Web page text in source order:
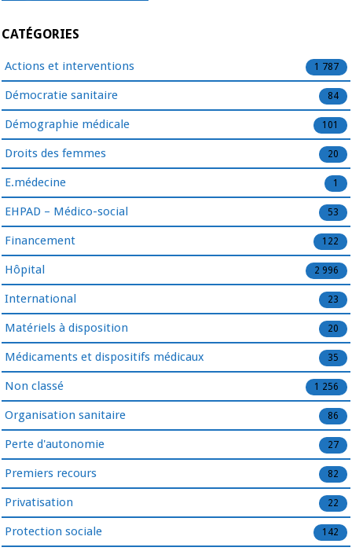
CATÉGORIES
Actions et interventions 1 787
Démocratie sanitaire 84
Démographie médicale 101
Droits des femmes 20
E.médecine 1
EHPAD – Médico-social 53
Financement 122
Hôpital 2 996
International 23
Matériels à disposition 20
Médicaments et dispositifs médicaux 35
Non classé 1 256
Organisation sanitaire 86
Perte d'autonomie 27
Premiers recours 82
Privatisation 22
Protection sociale 142